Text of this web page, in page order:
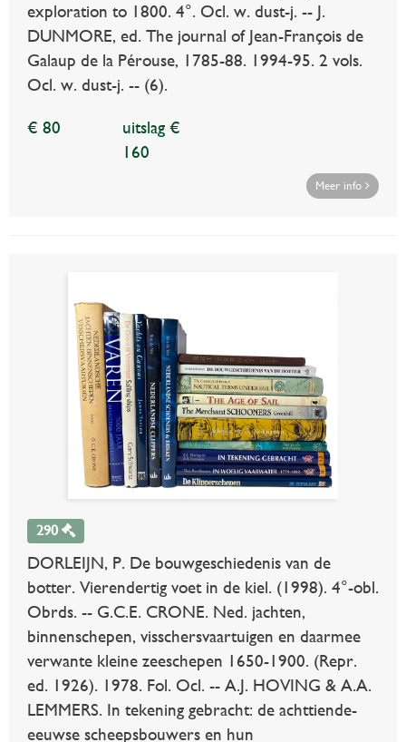
exploration to 1800. 4°. Ocl. w. dust-j. -- J.
DUNMORE, ed. The journal of Jean-François de
Galaup de la Pérouse, 1785-88. 1994-95. 2 vols.
Ocl. w. dust-j. -- (6).
€ 80
uitslag €
160
Meer info
290
DORLEIJN, P. De bouwgeschiedenis van de
botter. Vierendertig voet in de kiel. (1998). 4°-obl.
Obrds. -- G.C.E. CRONE. Ned. jachten,
binnenschepen, visschersvaartuigen en daarmee
verwante kleine zeeschepen 1650-1900. (Repr.
ed. 1926). 1978. Fol. Ocl. -- A.J. HOVING & A.A.
LEMMERS. In tekening gebracht: de achttiende-
eeuwse scheepsbouwers en hun